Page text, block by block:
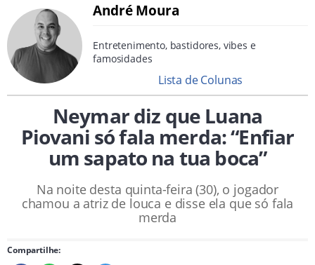
André Moura
Entretenimento, bastidores, vibes e
famosidades
Lista de Colunas
Neymar diz que Luana
Piovani só fala merda: “Enfiar
um sapato na tua boca”
Na noite desta quinta-feira (30), o jogador
chamou a atriz de louca e disse ela que só fala
merda
Compartilhe: